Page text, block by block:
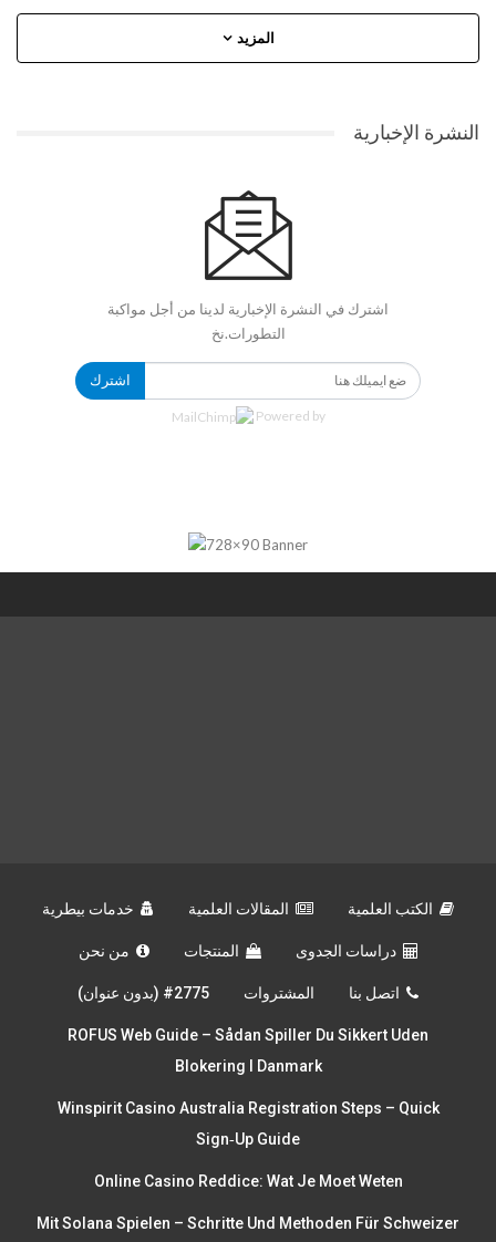
المزيد
النشرة الإخبارية
اشترك في النشرة الإخبارية لدينا من أجل مواكبة
التطورات.نخ
اشترك
Powered by
الكتب العلمية المقالات العلمية خدمات بيطرية
دراسات الجدوى المنتجات من نحن
اتصل بنا المشتروات #2775 (بدون عنوان)
ROFUS Web Guide – Sådan Spiller Du Sikkert Uden
Blokering I Danmark
Winspirit Casino Australia Registration Steps – Quick
Sign‑up Guide
Online Casino Reddice: Wat Je Moet Weten
Mit Solana Spielen – Schritte Und Methoden Für Schweizer